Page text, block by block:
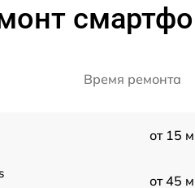
Время ремонта
от 15
от 45